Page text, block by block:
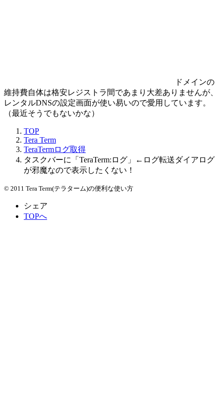
ドメインの
維持費自体は格安レジストラ間であまり大差ありませんが、
レンタルDNSの設定画面が使い易いので愛用しています。
（最近そうでもないかな）
TOP
Tera Term
TeraTermログ取得
タスクバーに「TeraTerm:ログ」←ログ転送ダイアログ
が邪魔なので表示したくない！
© 2011 Tera Term(テラターム)の便利な使い方
シェア
TOPへ